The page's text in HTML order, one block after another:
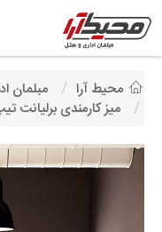
محیط آرا مبلمان
میز کارمندی برلیانت تیپ